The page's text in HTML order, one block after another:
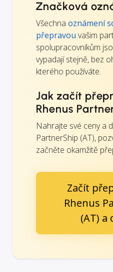
Značková
Všechna oznámení
přepravou vašim
spolupracovníkům
vypadají stejně, bez
kterého používáte.
Jak začít
Rhenus
Nahrajte své ceny a
PartnerShip (AT),
začněte okamžitě
Začít
Rhenus
(AT) a